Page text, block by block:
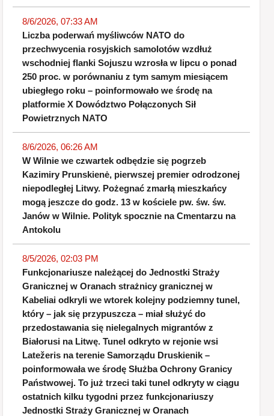
8/6/2026, 07:33 AM
Liczba poderwań myśliwców NATO do
przechwycenia rosyjskich samolotów wzdłuż
wschodniej flanki Sojuszu wzrosła w lipcu o ponad
250 proc. w porównaniu z tym samym miesiącem
ubiegłego roku – poinformowało we środę na
platformie X Dowództwo Połączonych Sił
Powietrznych NATO
8/6/2026, 06:26 AM
W Wilnie we czwartek odbędzie się pogrzeb
Kazimiry Prunskienė, pierwszej premier odrodzonej
niepodległej Litwy. Pożegnać zmarłą mieszkańcy
mogą jeszcze do godz. 13 w kościele pw. św. św.
Janów w Wilnie. Polityk spocznie na Cmentarzu na
Antokolu
8/5/2026, 02:03 PM
Funkcjonariusze należącej do Jednostki Straży
Granicznej w Oranach strażnicy granicznej w
Kabeliai odkryli we wtorek kolejny podziemny tunel,
który – jak się przypuszcza – miał służyć do
przedostawania się nielegalnych migrantów z
Białorusi na Litwę. Tunel odkryto w rejonie wsi
Latežeris na terenie Samorządu Druskienik –
poinformowała we środę Służba Ochrony Granicy
Państwowej. To już trzeci taki tunel odkryty w ciągu
ostatnich kilku tygodni przez funkcjonariuszy
Jednostki Straży Granicznej w Oranach